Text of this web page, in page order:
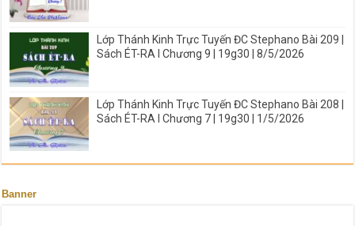
Lớp Thánh Kinh Trực Tuyến ĐC Stephano Bài 209 |
Sách ÉT-RA I Chương 9 | 19g30 | 8/5/2026
Lớp Thánh Kinh Trực Tuyến ĐC Stephano Bài 208 |
Sách ÉT-RA I Chương 7 | 19g30 | 1/5/2026
Banner